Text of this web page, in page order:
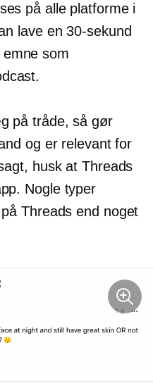
på alle platforme i
lave en30-sekund
som
på tråde, så gør
og er relevant for
husk at Threads
Nogle typer
Threads end noget